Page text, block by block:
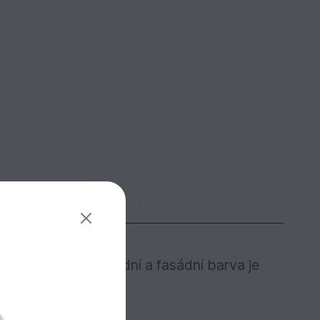
Osmo Zahradní a fasádní barva je